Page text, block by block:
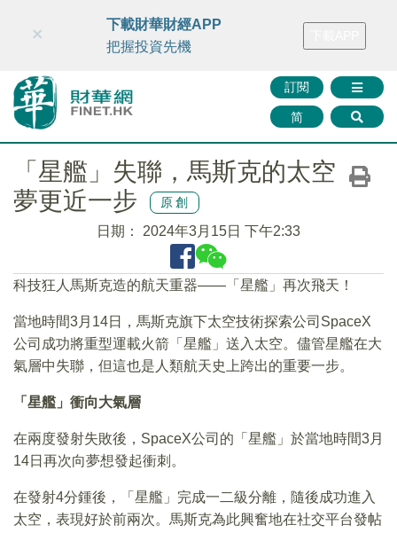
財華智庫網 FINTV FINMETA 財華證券 媒體矩陣
訂閱
简
×
下載財華財經APP
把握投資先機
「星艦」失聯，馬斯克的太空
夢更近一步
原創
日期： 2024年3月15日 下午2:33
科技狂人馬斯克造的航天重器——「星艦」再次飛天！
當地時間3月14日，馬斯克旗下太空技術探索公司SpaceX
公司成功將重型運載火箭「星艦」送入太空。儘管星艦在大
氣層中失聯，但這也是人類航天史上跨出的重要一步。
「星艦」衝向大氣層
在兩度發射失敗後，SpaceX公司的「星艦」於當地時間3月
14日再次向夢想發起衝刺。
在發射4分鍾後，「星艦」完成一二級分離，隨後成功進入
太空，表現好於前兩次。馬斯克為此興奮地在社交平台發帖